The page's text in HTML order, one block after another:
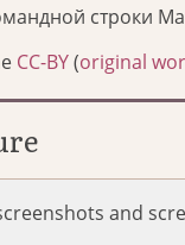
строки
CC-BY(original
and